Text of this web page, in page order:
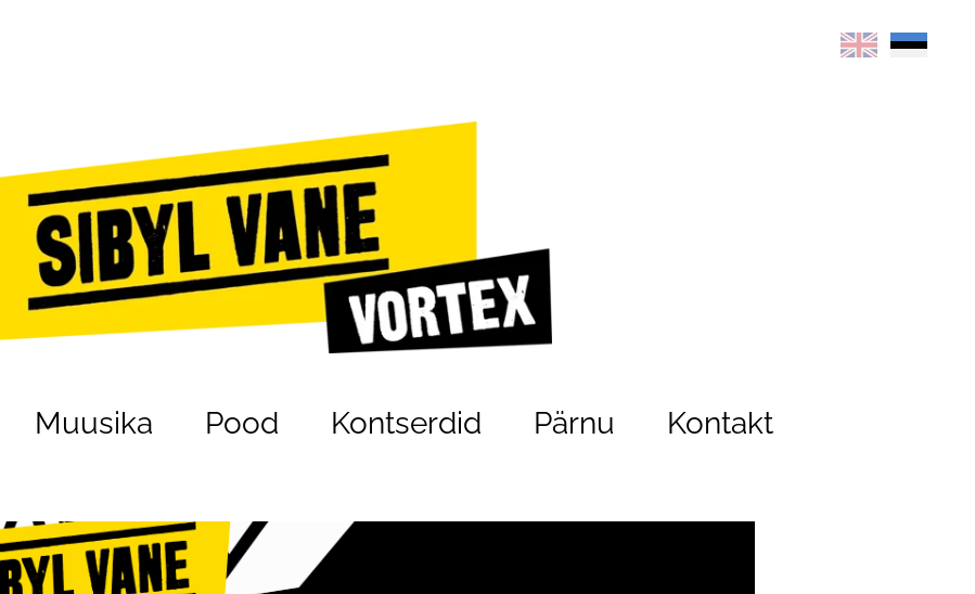
Muusika Pood Kontserdid Pärnu Kontakt